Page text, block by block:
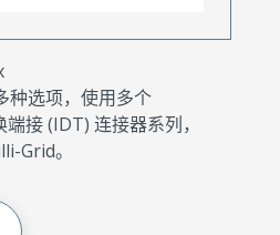
种选项，使用多个
接 (IDT) 连接器系列，
Grid。